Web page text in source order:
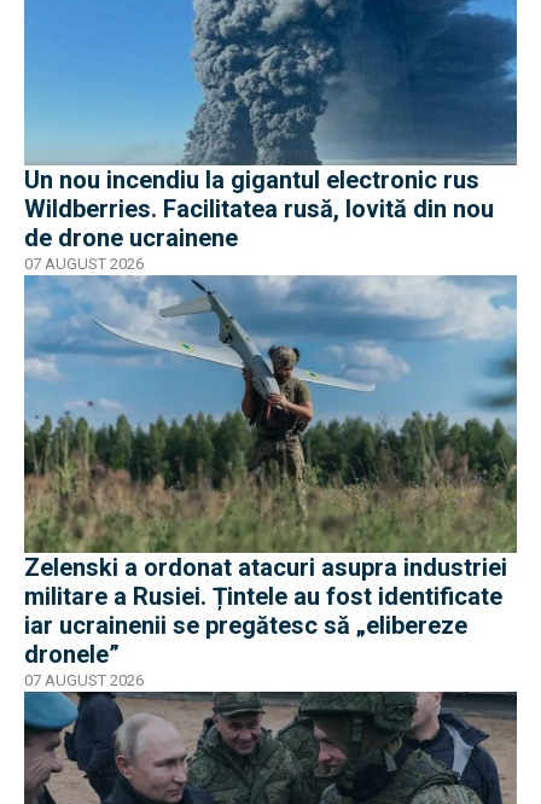
Un nou incendiu la gigantul electronic rus
Wildberries. Facilitatea rusă, lovită din nou
de drone ucrainene
07 AUGUST 2026
Zelenski a ordonat atacuri asupra industriei
militare a Rusiei. Țintele au fost identificate
iar ucrainenii se pregătesc să „elibereze
dronele”
07 AUGUST 2026